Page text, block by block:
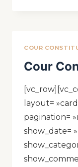
COUR
Cour
layout=
pagination=
show_date=